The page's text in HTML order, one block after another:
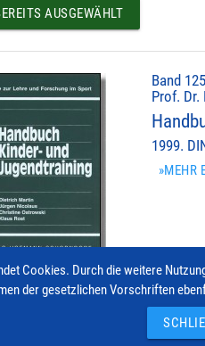
AUSGEWÄHLT
Band 125
Prof.
1999.
»MEHR
AUSGEWÄHLT
Cookies. Durch die weitere
der gesetzlichen Vorschriften